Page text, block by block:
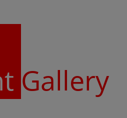
Gallery